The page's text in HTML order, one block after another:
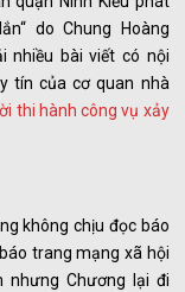
do Chung Hoàng
nhiều bài viết có nội
tín của cơ quan nhà
thi hành công vụ xảy
không chịu đọc báo
trang mạng xã hội
nhưng Chương lại đi